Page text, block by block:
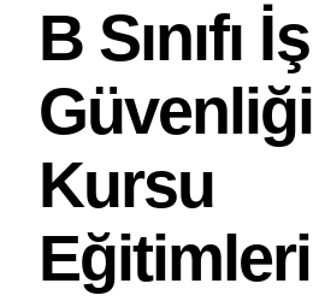
B Sınıfı İş
Güvenliği
Kursu
Eğitimleri